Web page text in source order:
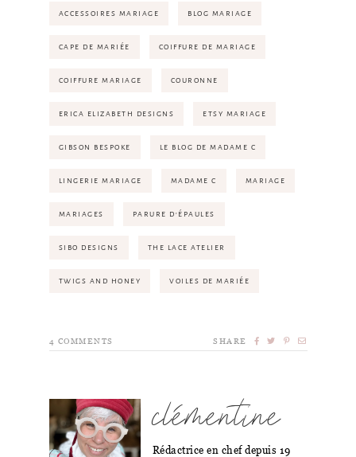
ACCESSOIRES MARIAGE BLOG MARIAGE
CAPE DE MARIÉE COIFFURE DE MARIAGE
COIFFURE MARIAGE COURONNE
ERICA ELIZABETH DESIGNS ETSY MARIAGE
GIBSON BESPOKE LE BLOG DE MADAME C
LINGERIE MARIAGE MADAME C MARIAGE
MARIAGES PARURE D'ÉPAULES
SIBO DESIGNS THE LACE ATELIER
TWIGS AND HONEY VOILES DE MARIÉE
4 COMMENTS SHARE
clémentine
Rédactrice en chef depuis 19